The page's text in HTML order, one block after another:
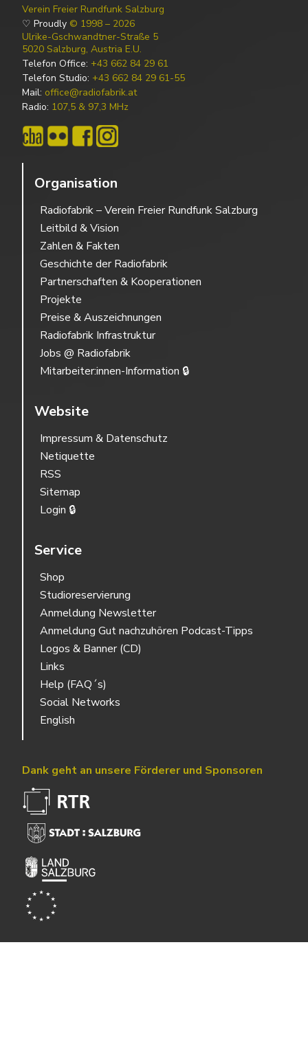
Verein Freier Rundfunk Salzburg
♡ Proudly © 1998 – 2026
Ulrike-Gschwandtner-Straße 5
5020 Salzburg, Austria E.U.
Telefon Office: +43 662 84 29 61
Telefon Studio: +43 662 84 29 61-55
Mail: office@radiofabrik.at
Radio: 107,5 & 97,3 MHz
Organisation
Radiofabrik – Verein Freier Rundfunk Salzburg
Leitbild & Vision
Zahlen & Fakten
Geschichte der Radiofabrik
Partnerschaften & Kooperationen
Projekte
Preise & Auszeichnungen
Radiofabrik Infrastruktur
Jobs @ Radiofabrik
Mitarbeiter:innen-Information 🔒
Website
Impressum & Datenschutz
Netiquette
RSS
Sitemap
Login 🔒
Service
Shop
Studioreservierung
Anmeldung Newsletter
Anmeldung Gut nachzuhören Podcast-Tipps
Logos & Banner (CD)
Links
Help (FAQ´s)
Social Networks
English
Dank geht an unsere Förderer und Sponsoren